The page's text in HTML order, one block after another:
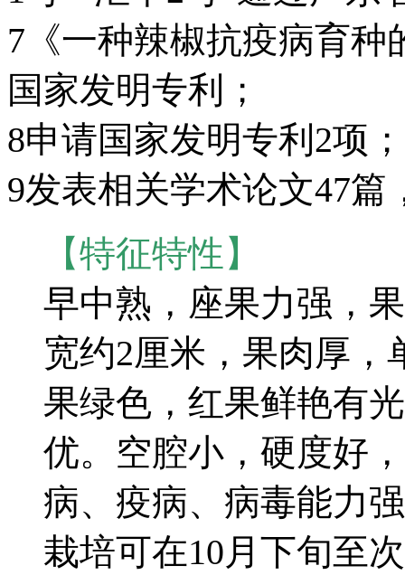
7《一种辣椒抗疫病育
国家发明专利；
8申请国家发明专利2项；
9发表相关学术论文47
【特征特性】
早中熟，座果力强，
宽约2厘米，果肉厚，
果绿色，红果鲜艳有
优。空腔小，硬度好
病、疫病、病毒能力
栽培可在10月下旬至